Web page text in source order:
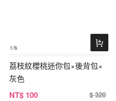
1/6
荔枝紋櫻桃迷你包×後背包×
灰色
NT$ 100 $ 320